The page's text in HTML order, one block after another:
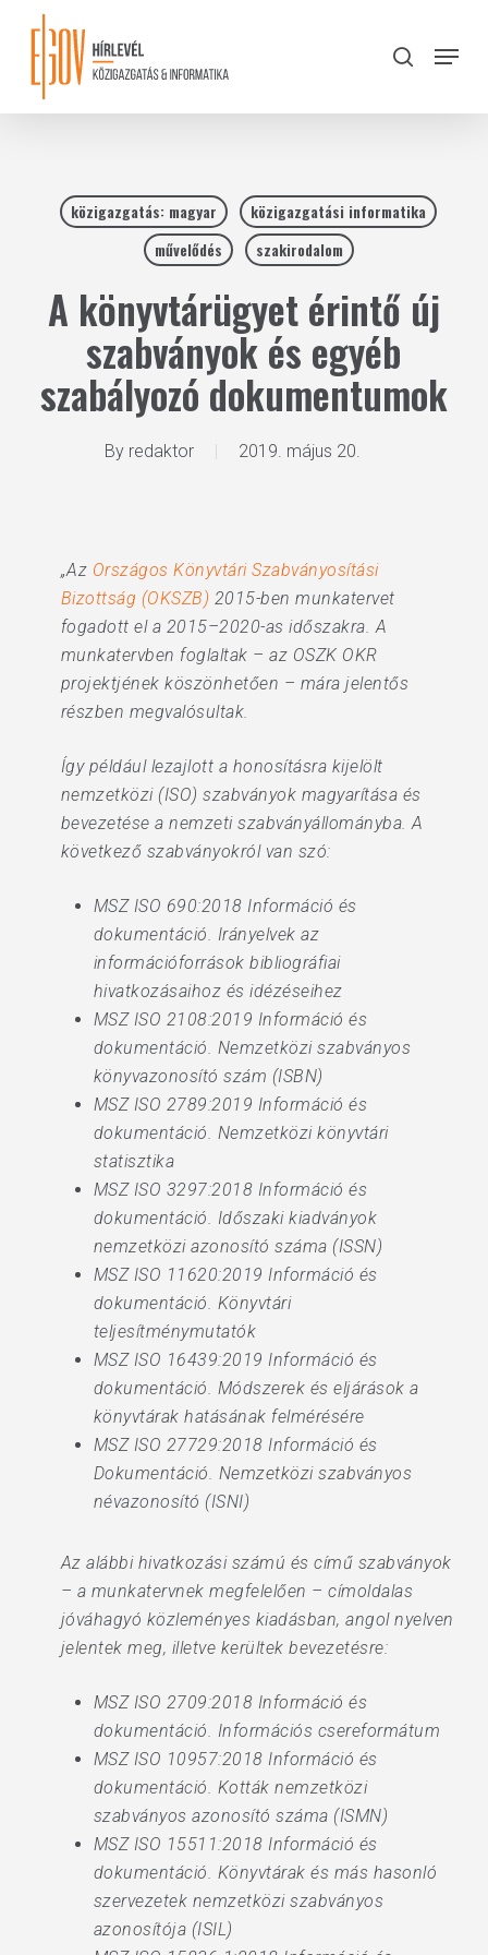
content
search
Menu
közigazgatás: magyar
közigazgatási informatika
művelődés
szakirodalom
A könyvtárügyet érintő új
szabványok és egyéb
szabályozó dokumentumok
By redaktor 2019. május 20.
„Az Országos Könyvtári Szabványosítási
Bizottság (OKSZB) 2015-ben munkatervet
fogadott el a 2015–2020-as időszakra. A
munkatervben foglaltak – az OSZK OKR
projektjének köszönhetően – mára jelentős
részben megvalósultak.
Így például lezajlott a honosításra kijelölt
nemzetközi (ISO) szabványok magyarítása és
bevezetése a nemzeti szabványállományba. A
következő szabványokról van szó:
MSZ ISO 690:2018 Információ és
dokumentáció. Irányelvek az
információforrások bibliográfiai
hivatkozásaihoz és idézéseihez
MSZ ISO 2108:2019 Információ és
dokumentáció. Nemzetközi szabványos
könyvazonosító szám (ISBN)
MSZ ISO 2789:2019 Információ és
dokumentáció. Nemzetközi könyvtári
statisztika
MSZ ISO 3297:2018 Információ és
dokumentáció. Időszaki kiadványok
nemzetközi azonosító száma (ISSN)
MSZ ISO 11620:2019 Információ és
dokumentáció. Könyvtári
teljesítménymutatók
MSZ ISO 16439:2019 Információ és
dokumentáció. Módszerek és eljárások a
könyvtárak hatásának felmérésére
MSZ ISO 27729:2018 Információ és
Dokumentáció. Nemzetközi szabványos
névazonosító (ISNI)
Az alábbi hivatkozási számú és című szabványok
– a munkatervnek megfelelően – címoldalas
jóváhagyó közleményes kiadásban, angol nyelven
jelentek meg, illetve kerültek bevezetésre:
MSZ ISO 2709:2018 Információ és
dokumentáció. Információs csereformátum
MSZ ISO 10957:2018 Információ és
dokumentáció. Kották nemzetközi
szabványos azonosító száma (ISMN)
MSZ ISO 15511:2018 Információ és
dokumentáció. Könyvtárak és más hasonló
szervezetek nemzetközi szabványos
azonosítója (ISIL)
Close